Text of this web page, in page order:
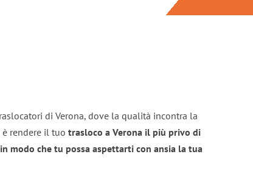
di Verona, dove la qualità incontra la
rendere il tuo trasloco a Verona il più privo di
modo che tu possa aspettarti con ansia la tua